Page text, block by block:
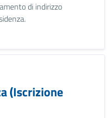
di indirizzo
(Iscrizione